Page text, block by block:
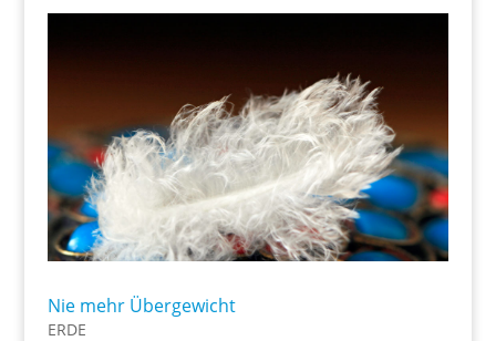
Nie mehr Übergewicht
ERDE